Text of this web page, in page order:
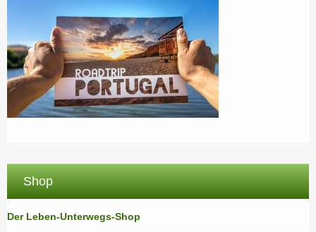
Shop
Der Leben-Unterwegs-Shop